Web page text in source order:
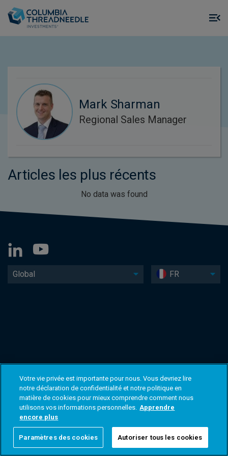
Mark Sharman
Regional Sales Manager
Articles les plus récents
No data was found
Global FR
Votre vie privée est importante pour nous. Vous devriez lire
notre déclaration de confidentialité et notre politique en
matière de cookies pour mieux comprendre comment nous
utilisons vos informations personnelles. Apprendre
encore plus
Paramètres des cookies Autoriser tous les cookies